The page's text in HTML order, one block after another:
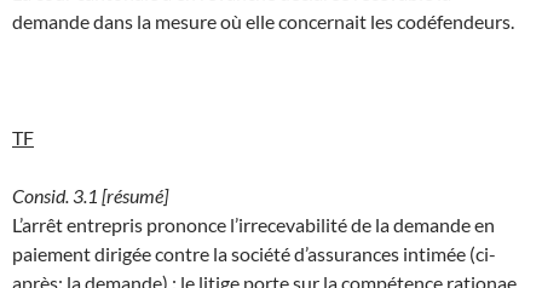
demande dans la mesure où elle concernait les codéfendeurs.
TF
Consid. 3.1 [résumé]
L’arrêt entrepris prononce l’irrecevabilité de la demande en
paiement dirigée contre la société d’assurances intimée (ci-
après: la demande) ; le litige porte sur la compétence rationae